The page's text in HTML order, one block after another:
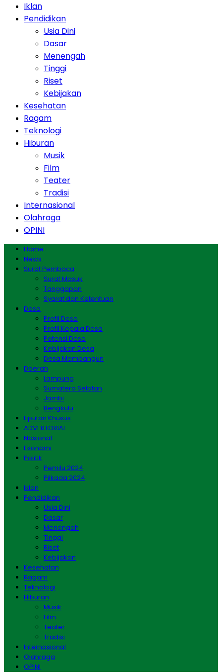
Iklan
Pendidikan
Usia Dini
Dasar
Menengah
Tinggi
Riset
Kebijakan
Kesehatan
Ragam
Teknologi
Hiburan
Musik
Film
Teater
Tradisi
Internasional
Olahraga
OPINI
Home
News
Surat Pembaca
Surat Masuk
Tanggapan
Syarat dan Ketentuan
Desa
Profil Desa
Profil Kepala Desa
Potensi Desa
Kebijakan Desa
Desa Membangun
Daerah
Lampung
Sumatera Selatan
Jambi
Bengkulu
Liputan Khusus
ADVERTORIAL
Nasional
Ekonomi
Politik
Pemilu 2024
Pilkada 2024
Iklan
Pendidikan
Usia Dini
Dasar
Menengah
Tinggi
Riset
Kebijakan
Kesehatan
Ragam
Teknologi
Hiburan
Musik
Film
Teater
Tradisi
Internasional
Olahraga
OPINI